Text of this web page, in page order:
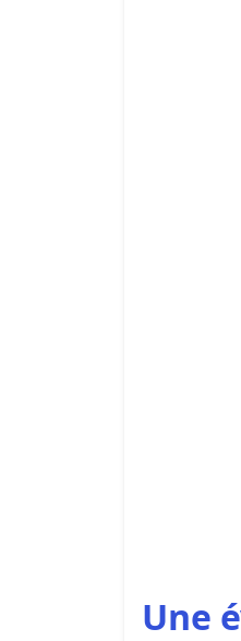
Une